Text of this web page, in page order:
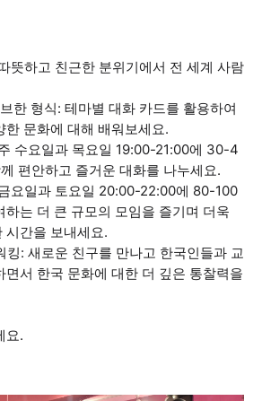
뜻하고 친근한 분위기에서 전 세계 사람
한 형식: 테마별 대화 카드를 활용하여
한 문화에 대해 배워보세요.
수요일과 목요일 19:00-21:00에 30-4
편안하고 즐거운 대화를 나누세요.
요일과 토요일 20:00-22:00에 80-100
하는 더 큰 규모의 모임을 즐기며 더욱
시간을 보내세요.
킹: 새로운 친구를 만나고 한국인들과 교
면서 한국 문화에 대한 더 깊은 통찰력을
요.